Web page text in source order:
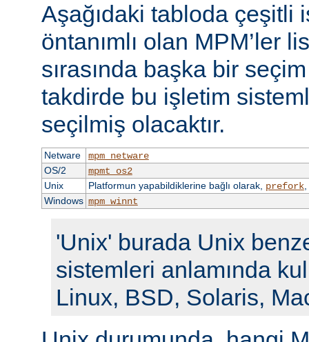
Aşağıdaki tabloda çeşitli
öntanımlı olan MPM’ler
sırasında başka bir seçim
takdirde bu işletim
seçilmiş olacaktır.
Netware
mpm_netware
OS/2
mpmt_os2
Unix
Platformun yapabildiklerine bağlı olarak, prefork,
Windows mpm_winnt
'Unix' burada Unix
sistemleri anlamında
Linux, BSD, Solaris,